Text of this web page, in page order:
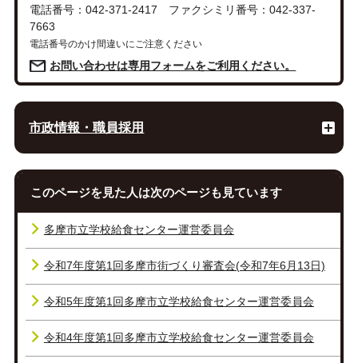
電話番号：042-371-2417 ファクシミリ番号：042-337-
7663
電話番号のかけ間違いにご注意ください
お問い合わせは専用フォームをご利用ください。
市政情報・職員採用
このページを見た人は次のページも見ています
多摩市立学校給食センター運営委員会
令和7年度第1回多摩市街づくり審査会(令和7年6月13日)
令和5年度第1回多摩市立学校給食センター運営委員会
令和4年度第1回多摩市立学校給食センター運営委員会